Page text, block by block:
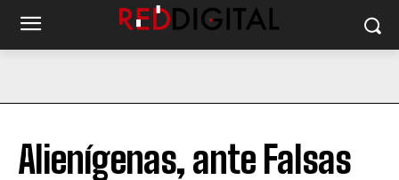
Alienígenas, ante Falsas